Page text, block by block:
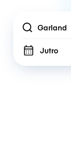
Location
Jutro